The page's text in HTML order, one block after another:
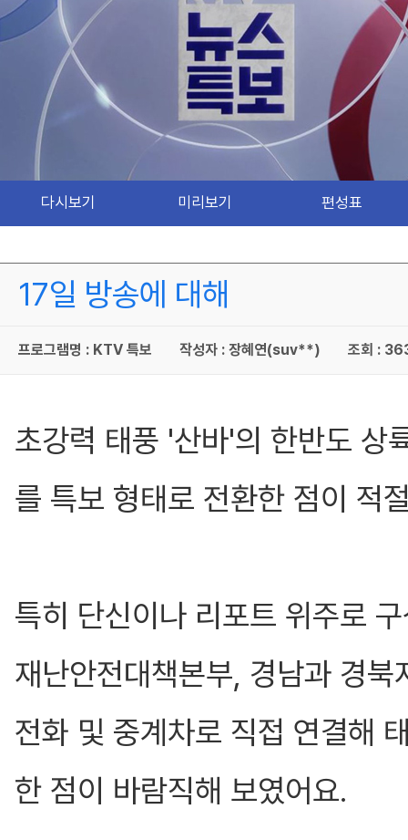
다시보기 미리보기 편성표
17일 방송에 대해
프로그램명 : KTV 특보 작성자 : 장혜연(suv**) 조회 :
초강력 태풍 '산바'의 한반도
를 특보 형태로 전환한 점이 적
특히 단신이나 리포트 위주로
재난안전대책본부, 경남과 경
전화 및 중계차로 직접 연결해
한 점이 바람직해 보였어요.